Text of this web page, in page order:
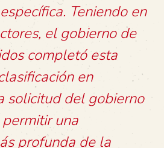
Teniendo en
el gobierno de
completó esta
en
solicitud del gobierno
una
profunda de la